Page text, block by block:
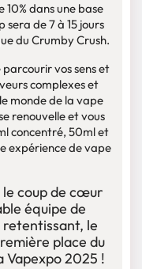
dans une base
de 7 à 15 jours
du Crumby Crush.
parcourir vos sens et
complexes et
monde de la vape
renouvelle et vous
concentré, 50ml et
expérience de vape
coup de cœur
équipe de
retentissant, le
place du
Vapexpo 2025 !